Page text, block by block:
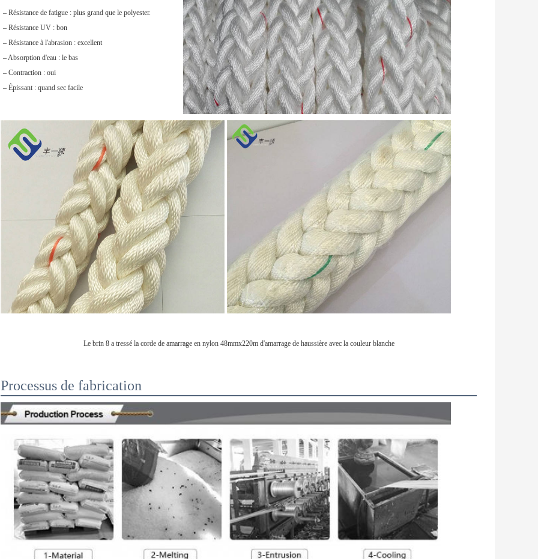
– Résistance de fatigue : plus grand que le polyester.
– Résistance UV : bon
– Résistance à l'abrasion : excellent
– Absorption d'eau : le bas
– Contraction : oui
– Épissant : quand sec facile
Le brin 8 a tressé la corde de amarrage en nylon 48mmx220m d'amarrage de haussière avec la couleur blanche
Processus de fabrication